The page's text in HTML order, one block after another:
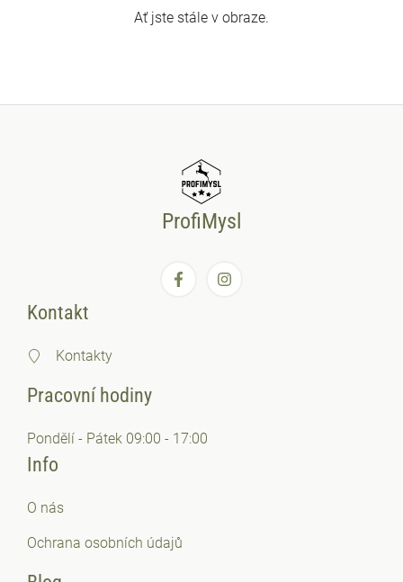
Ať jste stále v obraze.
ProfiMysl
Kontakt
Kontakty
Pracovní hodiny
Pondělí - Pátek 09:00 - 17:00
Info
O nás
Ochrana osobních údajů